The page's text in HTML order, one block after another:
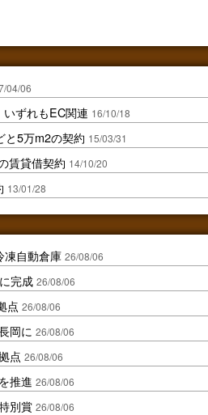
04/06
ずれもEC関連 16/10/18
と5万m2の契約 15/03/31
賃貸借契約 14/10/20
13/01/28
凍自動倉庫 26/08/06
完成 26/08/06
点 26/08/06
岡に 26/08/06
点 26/08/06
推進 26/08/06
別賞 26/08/06